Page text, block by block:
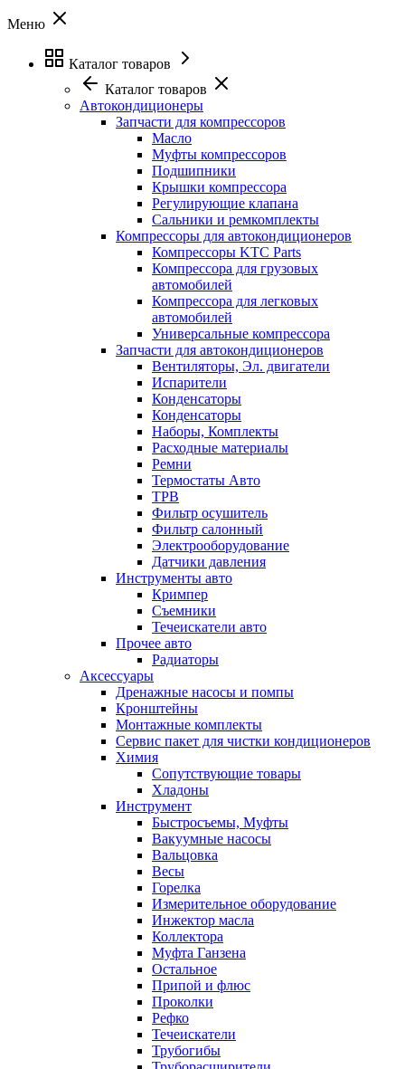
Меню
Каталог товаров
Каталог товаров
Автокондиционеры
Запчасти для компрессоров
Масло
Муфты компрессоров
Подшипники
Крышки компрессора
Регулирующие клапана
Сальники и ремкомплекты
Компрессоры для автокондиционеров
Компрессоры KTC Parts
Компрессора для грузовых
автомобилей
Компрессора для легковых
автомобилей
Универсальные компрессора
Запчасти для автокондиционеров
Вентиляторы, Эл. двигатели
Испарители
Конденсаторы
Конденсаторы
Наборы, Комплекты
Расходные материалы
Ремни
Термостаты Авто
ТРВ
Фильтр осушитель
Фильтр салонный
Электрооборудование
Датчики давления
Инструменты авто
Кримпер
Съемники
Течеискатели авто
Прочее авто
Радиаторы
Аксессуары
Дренажные насосы и помпы
Кронштейны
Монтажные комплекты
Сервис пакет для чистки кондиционеров
Химия
Сопутствующие товары
Хладоны
Инструмент
Быстросъемы, Муфты
Вакуумные насосы
Вальцовка
Весы
Горелка
Измерительное оборудование
Инжектор масла
Коллектора
Муфта Ганзена
Остальное
Припой и флюс
Проколки
Рефко
Течеискатели
Трубогибы